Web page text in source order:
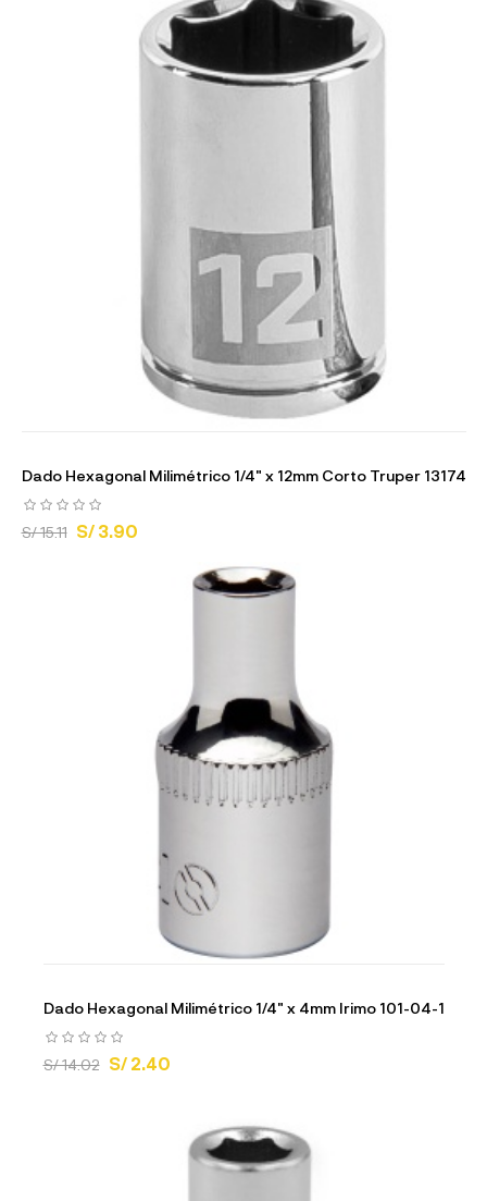
Dado Hexagonal Milimétrico 1/4" x 12mm Corto Truper 13174
S/ 15.11 S/ 3.90
Dado Hexagonal Milimétrico 1/4" x 4mm Irimo 101-04-1
S/ 14.02 S/ 2.40